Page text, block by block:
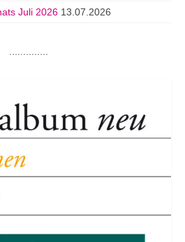
Juli 2026 13.07.2026